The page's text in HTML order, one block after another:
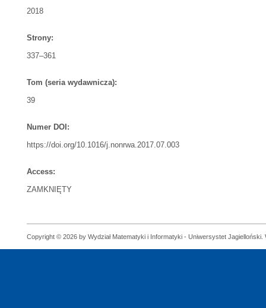
2018
Strony:
337–361
Tom (seria wydawnicza):
39
Numer DOI:
https://doi.org/10.1016/j.nonrwa.2017.07.003
Access:
ZAMKNIĘTY
Copyright © 2026 by Wydział Matematyki i Informatyki - Uniwersystet